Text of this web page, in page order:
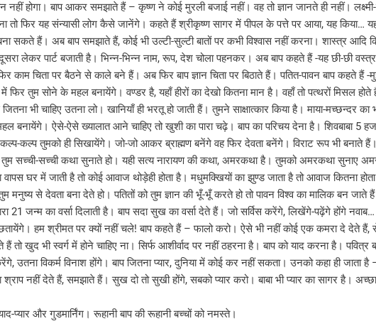
नहीं होगा। बाप आकर समझाते हैं – कृष्ण ने कोई मुरली बजाई नहीं। वह तो ज्ञान जानते ही नहीं।
तो फिर यह संन्यासी लोग कैसे जानेंगे। कहते हैं श्रीकृष्ण सागर में पीपल के पत्ते पर आया, यह किया…
बना सकते हैं। अब बाप समझाते हैं, कोई भी उल्टी-सुल्टी बातों पर कभी विश्वास नहीं करना। शास्त्र
लेकर पार्ट बजाती है। भिन्न-भिन्न नाम, रूप, देश चोला पहनकर। अब बाप कहते हैं -यह छी-छी
काम चिता पर बैठने से काले बने हैं। अब फिर बाप ज्ञान चिता पर बिठाते हैं। पतित-पावन बाप कहते हैं
तुम सोने के महल बनायेंगे। वण्डर है, यहाँ हीरों का देखो कितना मान है। वहाँ तो पत्थरों मिसल
भी चाहिए उतना लो। खानियाँ ही भरतू हो जाती हैं। तुमने साक्षात्कार किया है। माया-
बनायेंगे। ऐसे-ऐसे ख्यालात आने चाहिए तो खुशी का पारा चढ़े। बाप का परिचय देना है। शिवबाबा 5
कल्प तुमको ही सिखायेंगे। जो-जो आकर ब्राह्मण बनेंगे वह फिर देवता बनेंगे। विराट रूप भी बनाते
तुम सच्ची-सच्ची कथा सुनाते हो। यही सत्य नारायण की कथा, अमरकथा है। तुमको अमरकथा सुनाए
घर में जाती है तो कोई आवाज थोड़ेही होता है। मधुमक्खियों का झुण्ड जाता है तो आवाज कितना
से देवता बना देते हो। पतितों को तुम ज्ञान की भूँ-भूँ करते हो तो पावन विश्व का मालिक बन जाते
21 जन्म का वर्सा दिलाती है। बाप सदा सुख का वर्सा देते हैं। जो सर्विस करेंगे, लिखेंगे-पढ़ेंगे होंगे
हम श्रीमत पर क्यों नहीं चले! बाप कहते हैं – फालो करो। ऐसे भी नहीं कोई एक कमरा दे देते
तो खुद भी स्वर्ग में होने चाहिए ना। सिर्फ आशीर्वाद पर नहीं ठहरना है। बाप को याद करना है।
उतना विकर्म विनाश होंगे। बाप जितना प्यार, दुनिया में कोई कर नहीं सकता। उनको कहा ही
नहीं देते हैं, समझाते हैं। सुख दो तो सुखी होंगे, सबको प्यार करो। बाबा भी प्यार का सागर है।
प्यार और गुडमार्निंग। रूहानी बाप की रूहानी बच्चों को नमस्ते।